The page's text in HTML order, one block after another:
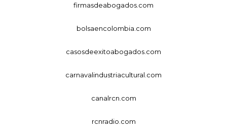
firmasdeabogados.com
bolsaencolombia.com
casosdeexitoabogados.com
carnavalindustriacultural.com
canalrcn.com
rcnradio.com